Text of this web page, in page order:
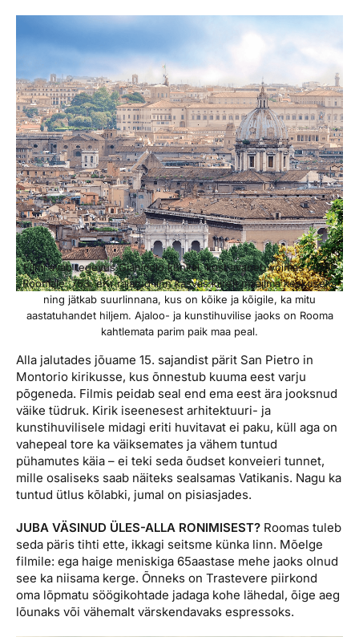
Filmi avab tegevus Gianicolo künkal, kust avaneb võimas vaade
Roomale. 753. eKr rajatud linn kasvas kiirelt maailma keskuseks
ning jätkab suurlinnana, kus on kõike ja kõigile, ka mitu
aastatuhandet hiljem. Ajaloo- ja kunstihuvilise jaoks on Rooma
kahtlemata parim paik maa peal.
Alla jalutades jõuame 15. sajandist pärit San Pietro in
Montorio kirikusse, kus õnnestub kuuma eest varju
põgeneda. Filmis peidab seal end ema eest ära jooksnud
väike tüdruk. Kirik iseenesest arhitektuuri- ja
kunstihuvilisele midagi eriti huvitavat ei paku, küll aga on
vahepeal tore ka väiksemates ja vähem tuntud
pühamutes käia – ei teki seda õudset konveieri tunnet,
mille osaliseks saab näiteks sealsamas Vatikanis. Nagu ka
tuntud ütlus kõlabki, jumal on pisiasjades.
JUBA VÄSINUD ÜLES-ALLA RONIMISEST? Roomas tuleb
seda päris tihti ette, ikkagi seitsme künka linn. Mõelge
filmile: ega haige meniskiga 65aastase mehe jaoks olnud
see ka niisama kerge. Õnneks on Trastevere piirkond
oma lõpmatu söögikohtade jadaga kohe lähedal, õige aeg
lõunaks või vähemalt värskendavaks espressoks.